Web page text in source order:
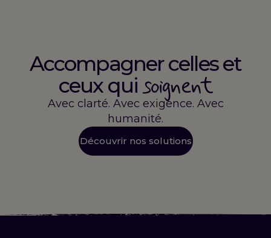
Accompagner celles et
ceux quisoignent
Avec clarté. Avec exigence. Avec
humanité.
Découvrir nos solutions